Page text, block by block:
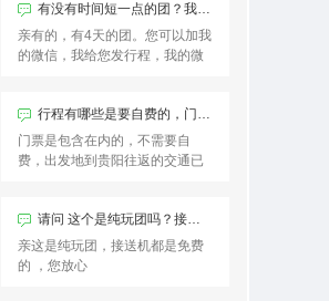
有没有时间短一点的团？我只有4天时间，想去梵净山，黄果树，苗寨，小七孔
亲有的，有4天的团。您可以加我
的微信，我给您发行程，我的微
行程有哪些是要自费的，门前是需要自费吗？
门票是包含在内的，不需要自
费，出发地到贵阳往返的交通已
请问 这个是纯玩团吗？接送机都是免费吗
亲这是纯玩团，接送机都是免费
的 ，您放心